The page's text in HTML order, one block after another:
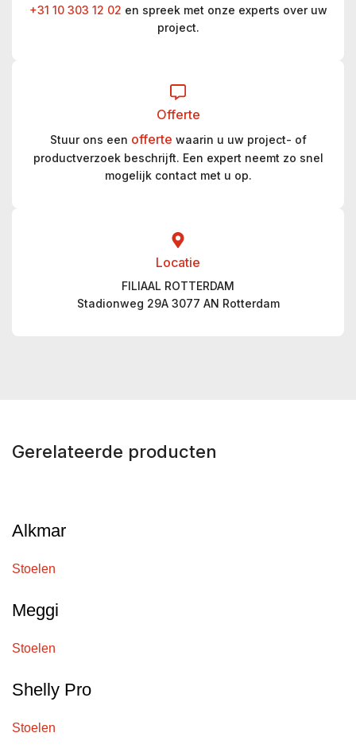
+31 10 303 12 02 en spreek met onze experts over uw
project.
Offerte
Stuur ons een offerte waarin u uw project- of
productverzoek beschrijft. Een expert neemt zo snel
mogelijk contact met u op.
Locatie
FILIAAL ROTTERDAM
Stadionweg 29A 3077 AN Rotterdam
Gerelateerde producten
Alkmar
Stoelen
Meggi
Stoelen
Shelly Pro
Stoelen